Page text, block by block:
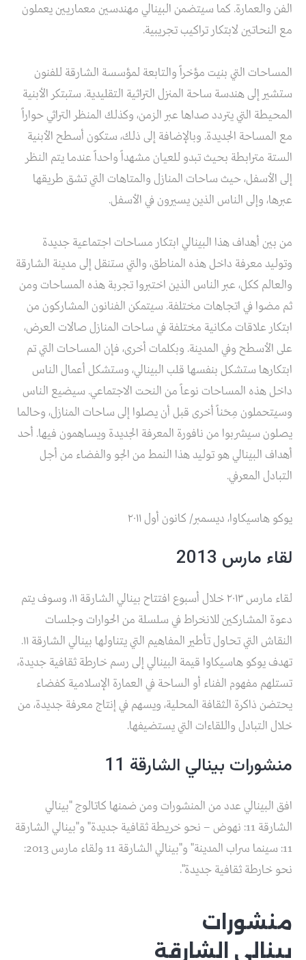
الفن والعمارة. كما سيتضمن البينالي مهندسين معماريين يعملون
مع النحاتين لابتكار تراكيب تجريبية.
المساحات التي بنيت مؤخراً والتابعة لمؤسسة الشارقة للفنون
ستشير إلى هندسة ساحة المنزل التراثية التقليدية. ستبتكر الأبنية
المحيطة التي يتردد صداها عبر الزمن، وكذلك المنظر التراثي حواراً
مع المساحة الجديدة. وبالإضافة إلى ذلك، ستكون أسطح الأبنية
الستة مترابطة بحيث تبدو للعيان مشهداً واحداً عندما يتم النظر
إلى الأسفل، حيث ساحات المنازل والمتاهات التي تشق طريقها
عبرها، وإلى الناس الذين يسيرون في الأسفل.
من بين أهداف هذا البينالي ابتكار مساحات اجتماعية جديدة
وتوليد معرفة داخل هذه المناطق، والتي ستنقل إلى مدينة الشارقة
والعالم ككل، عبر الناس الذين اختبروا تجربة هذه المساحات ومن
ثم مضوا في اتجاهات مختلفة. سيتمكن الفنانون المشاركون من
ابتكار علاقات مكانية مختلفة في ساحات المنازل صالات العرض،
على الأسطح وفي المدينة. وبكلمات أخرى، فإن المساحات التي تم
ابتكارها ستشكل بنفسها قلب البينالي، وستشكل أعمال الناس
داخل هذه المساحات نوعاً من النحت الاجتماعي. سيضيع الناس
وسيتحملون مِحَناً أخرى قبل أن يصلوا إلى ساحات المنازل، وحالما
يصلون سيشربوا من نافورة المعرفة الجديدة ويساهمون فيها. أحد
أهداف البينالي هو توليد هذا النمط من الجو والفضاء من أجل
التبادل المعرفي.
يوكو هاسيكاوا، ديسمبر/ كانون أول ٢٠١١
لقاء مارس 2013
لقاء مارس ٢٠١٣ خلال أسبوع افتتاح بينالي الشارقة ١١، وسوف يتم
دعوة المشاركين للانخراط في سلسلة من الحوارات وجلسات
النقاش التي تحاول تأطير المفاهيم التي يتناولها بينالي الشارقة ١١.
تهدف يوكو هاسيكاوا قيمة البينالي إلى رسم خارطة ثقافية جديدة،
تستلهم مفهوم الفناء أو الساحة في العمارة الإسلامية كفضاء
يحتضن ذاكرة الثقافة المحلية، ويسهم في إنتاج معرفة جديدة، من
خلال التبادل واللقاءات التي يستضيفها.
منشورات بينالي الشارقة 11
افق البينالي عدد من المنشورات ومن ضمنها كاتالوج "بينالي
الشارقة 11: نهوض – نحو خريطة ثقافية جديدة" و"بينالي الشارقة
11: سينما سراب المدينة" و"بينالي الشارقة 11 ولقاء مارس 2013:
نحو خارطة ثقافية جديدة".
منشورات
بينالي الشارقة